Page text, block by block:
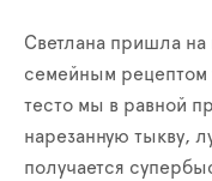
Светлана пришла на
семейным рецептом
тесто мы в равной
нарезанную тыкву,
получается